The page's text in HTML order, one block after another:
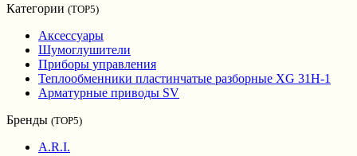
Категории (TOP5)
Аксессуары
Шумоглушители
Приборы управления
Теплообменники пластинчатые разборные XG 31H-1
Арматурные приводы SV
Бренды (TOP5)
A.R.I.